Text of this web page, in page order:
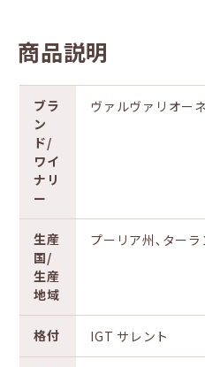
商品説明
ブラ
ン
ド/
ワイ
ナリ
ー
ヴァルヴァリオーネ
生産
国/
生産
地域
プーリア州､ター
格付 IGT サレント